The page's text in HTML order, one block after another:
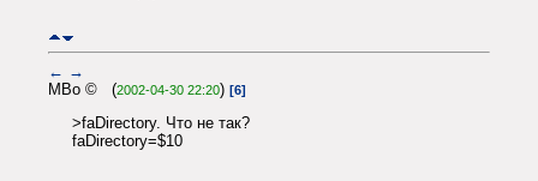
← →
MBo © (2002-04-30 22:20) [6]
>faDirectory. Что не так?
faDirectory=$10